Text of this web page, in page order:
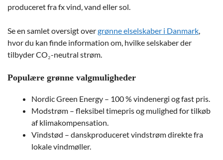
produceret fra fx vind, vand eller sol.
Se en samlet oversigt overgrønne elselskaber i Danmark,
hvor du kan finde information om, hvilke selskaber der
tilbyder CO₂-neutral strøm.
Populære grønne valgmuligheder
Nordic Green Energy – 100 % vindenergi og fast pris.
Modstrøm – fleksibel timepris og mulighed for tilkøb
af klimakompensation.
Vindstød – danskproduceret vindstrøm direkte fra
lokale vindmøller.